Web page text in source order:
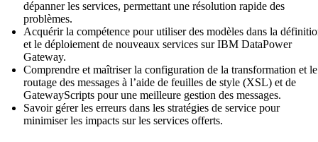
dépanner les services, permettant une résolution rapide des
problèmes.
Acquérir la compétence pour utiliser des modèles dans la
et le déploiement de nouveaux services sur IBM DataPower
Gateway.
Comprendre et maîtriser la configuration de la transformation et le
routage des messages à l’aide de feuilles de style (XSL) et de
GatewayScripts pour une meilleure gestion des messages.
Savoir gérer les erreurs dans les stratégies de service pour
minimiser les impacts sur les services offerts.